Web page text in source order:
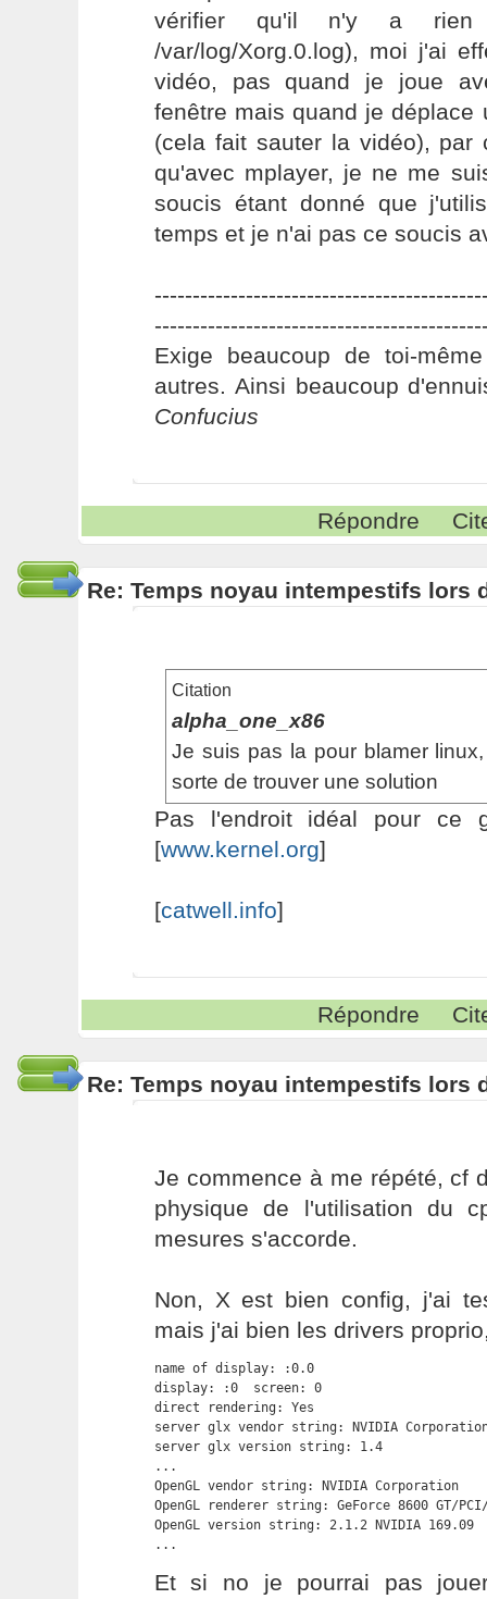
vérifier qu'il n'y a rien
/var/log/Xorg.0.log), moi j'ai
vidéo, pas quand je joue
fenêtre mais quand je déplace
(cela fait sauter la vidéo), par
qu'avec mplayer, je ne me
soucis étant donné que
temps et je n'ai pas ce soucis
Exige beaucoup de toi-
autres. Ainsi beaucoup
Confucius
Répondre
Re: Temps noyau intempestifs lors
Citation
alpha_one_x86
Je suis pas la pour blamer
sorte de trouver une solution
Pas l'endroit idéal pour ce
[www.kernel.org]
[catwell.info]
Répondre
Re: Temps noyau intempestifs lors
Je commence à me répété, cf
physique de l'utilisation du
mesures s'accorde.
Non, X est bien config, j'ai
mais j'ai bien les drivers
name of display: :0.0
display: :0  screen: 0
direct rendering: Yes
server glx vendor string: NVIDIA
server glx version string: 1.4
...
OpenGL vendor string: NVIDIA Corporation
OpenGL renderer string: GeForce 8600 GT/PCI/
OpenGL version string: 2.1.2 NVIDIA 169.09
...
Et si no je pourrai pas